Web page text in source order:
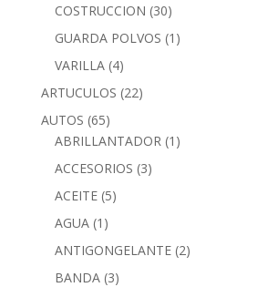
COSTRUCCION (30)
GUARDA POLVOS (1)
VARILLA (4)
ARTUCULOS (22)
AUTOS (65)
ABRILLANTADOR (1)
ACCESORIOS (3)
ACEITE (5)
AGUA (1)
ANTIGONGELANTE (2)
BANDA (3)